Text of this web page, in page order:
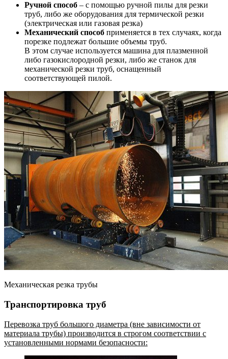
Ручной способ – с помощью ручной пилы для резки
труб, либо же оборудования для термической резки
(электрическая или газовая резка)
Механический способ применяется в тех случаях, когда
порезке подлежат большие объемы труб.
В этом случае используется машина для плазменной
либо газокислородной резки, либо же станок для
механической резки труб, оснащенный
соответствующей пилой.
Механическая резка трубы
Транспортировка труб
Перевозка труб большого диаметра (вне зависимости от
материала трубы) производится в строгом соответствии с
установленными нормами безопасности: